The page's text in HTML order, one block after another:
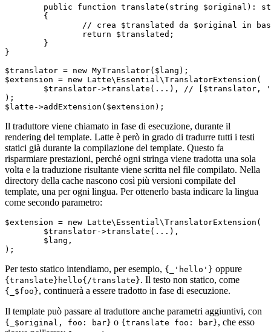
}
$translator = new MyTranslator($lang);
$extension = new Latte\Essential\TranslatorExtension(
);
Il traduttore viene chiamato in fase di esecuzione, durante il
rendering del template. Latte è però in grado di tradurre tutti i testi
statici già durante la compilazione del template. Questo fa
risparmiare prestazioni, perché ogni stringa viene tradotta una sola
volta e la traduzione risultante viene scritta nel file compilato. Nella
directory della cache nascono così più versioni compilate del
template, una per ogni lingua. Per ottenerlo basta indicare la lingua
come secondo parametro:
$extension = new Latte\Essential\TranslatorExtension(
Per testo statico intendiamo, per esempio, {_'hello'} oppure
{translate}hello{/translate}. Il testo non statico, come
{_$foo}, continuerà a essere tradotto in fase di esecuzione.
Il template può passare al traduttore anche parametri aggiuntivi, con
{_$original, foo: bar} o {translate foo: bar}, che esso